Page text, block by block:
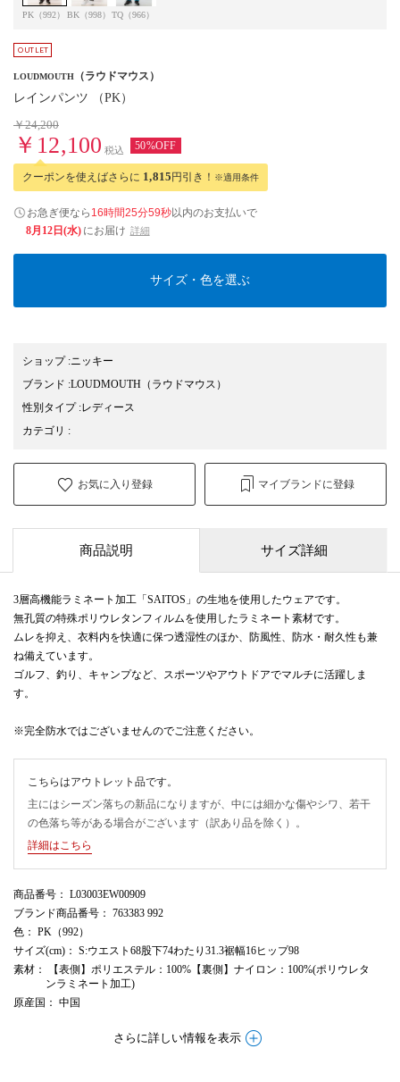
PK（992） BK（998） TQ（966）
LOUDMOUTH （ラウドマウス）
レインパンツ （PK）
￥24,200
￥12,100 税込 50%OFF
クーポンを使えばさらに 1,815円引き！ ※適用条件
お急ぎ便なら 16時間25分59秒以内のお支払いで
8月12日(水) にお届け 詳細
サイズ・色を選ぶ
ショップ:ニッキー
ブランド :LOUDMOUTH （ラウドマウス）
性別タイプ:レディース
カテゴリ :
お気に入り登録 マイブランドに登録
商品説明 サイズ詳細
3層高機能ラミネート加工「SAITOS」の生地を使用したウェアです。
無孔質の特殊ポリウレタンフィルムを使用したラミネート素材です。
ムレを抑え、衣料内を快適に保つ透湿性のほか、防風性、防水・耐久性も兼
ね備えています。
ゴルフ、釣り、キャンプなど、スポーツやアウトドアでマルチに活躍しま
す。
※完全防水ではございませんのでご注意ください。
こちらはアウトレット品です。
主にはシーズン落ちの新品になりますが、中には細かな傷やシワ、若干
の色落ち等がある場合がございます（訳あり品を除く）。
詳細はこちら
商品番号 ： L03003EW00909
ブランド商品番号 ： 763383 992
色 ： PK（992）
サイズ(cm) ： S:ウエスト68股下74わたり31.3裾幅16ヒップ98
素材 ： 【表側】ポリエステル：100%【裏側】ナイロン：100%(ポリウレタ
ンラミネート加工)
原産国 ： 中国
さらに詳しい情報を表示